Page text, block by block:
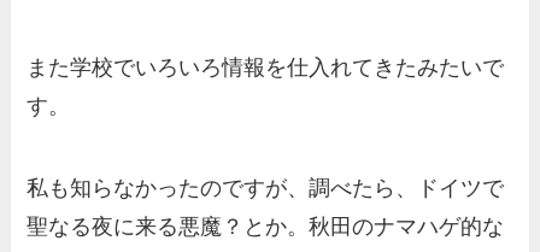
また学校でいろいろ情報を仕入れてきたみたいで
す。
私も知らなかったのですが、調べたら、ドイツで
聖なる夜に来る悪魔？とか。秋田のナマハゲ的な